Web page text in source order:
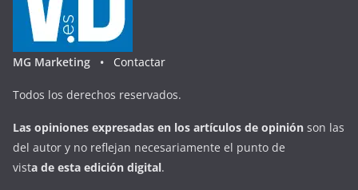
MG Marketing • Contactar
Todos los derechos reservados.
Las opiniones expresadas en los artículos de opinión son las
del autor y no reflejan necesariamente el punto de
vista de esta edición digital.